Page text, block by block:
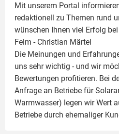
Mit unserem Portal
redaktionell zu Themen rund
wünschen Ihnen viel Erfolg
Felm - Christian Märtel
Die Meinungen und
uns sehr wichtig - und wir
Bewertungen profitieren. Bei
Anfrage an Betriebe für
Warmwasser) legen wir Wert
Betriebe durch ehemaliger